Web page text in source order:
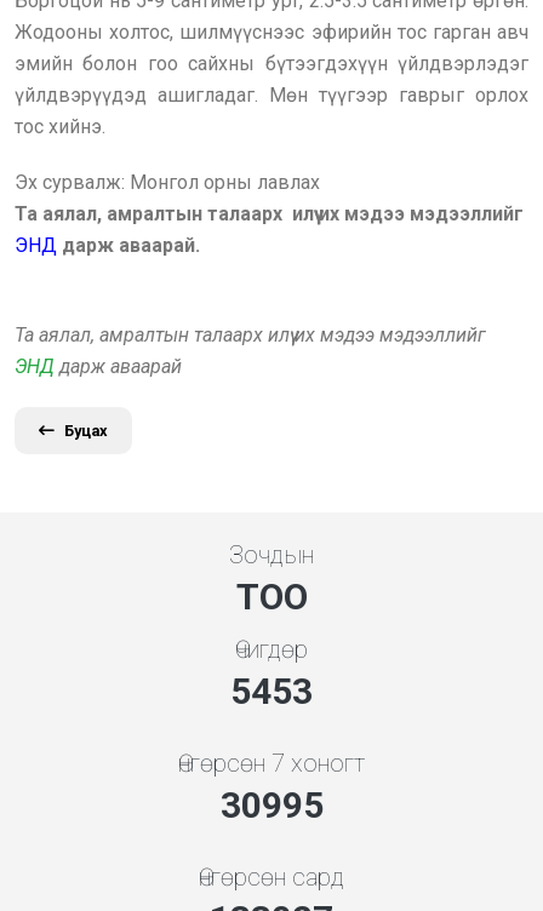
Жодооны холтос, шилмүүснээс эфирийн тос гарган авч
эмийн болон гоо сайхны бүтээгдэхүүн үйлдвэрлэдэг
үйлдвэрүүдэд ашигладаг. Мөн түүгээр гаврыг орлох
тос хийнэ.
Эх сурвалж: Монгол орны лавлах
Та аялал, амралтын талаарх илүү их мэдээ мэдээллийг
ЭНД дарж аваарай.
Та аялал, амралтын талаарх илүү их мэдээ мэдээллийг
ЭНД дарж аваарай
Буцах
Зочдын
ТОО
Өчигдөр
5843
Өнгөрсөн 7 хоногт
33209
Өнгөрсөн сард